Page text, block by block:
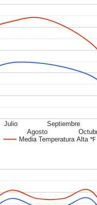
Media Temperatura Alta ℉
Julio
Agosto
Septiembre